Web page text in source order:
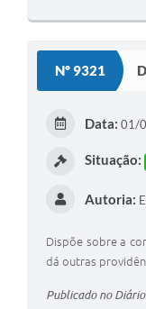
Nº 9321
Data: 01/
Situação:
Autoria:
Dispõe sobre a
dá outras
Publicado no